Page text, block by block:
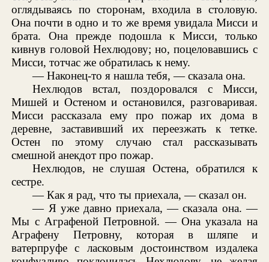
оглядываясь по сторонам, входила в столовую.
Она почти в одно и то же время увидала Мисси и
брата. Она прежде подошла к Мисси, только
кивнув головой Нехлюдову; но, поцеловавшись с
Мисси, тотчас же обратилась к нему.
— Наконец-то я нашла тебя, — сказала она.
Нехлюдов встал, поздоровался с Мисси,
Мишей и Остеном и остановился, разговаривая.
Мисси рассказала ему про пожар их дома в
деревне, заставивший их переезжать к тетке.
Остен по этому случаю стал рассказывать
смешной анекдот про пожар.
Нехлюдов, не слушая Остена, обратился к
сестре.
— Как я рад, что ты приехала, — сказал он.
— Я уже давно приехала, — сказала она. —
Мы с Аграфеной Петровной. — Она указала на
Аграфену Петровну, которая в шляпе и
ватерпруфе с ласковым достоинством издалека